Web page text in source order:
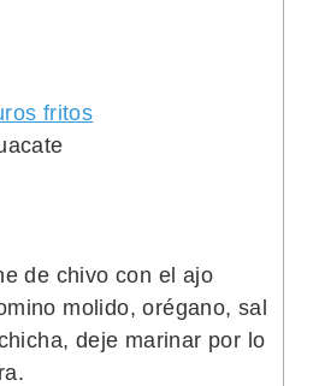
fritos
de chivo con el ajo
molido, orégano, sal
deje marinar por lo